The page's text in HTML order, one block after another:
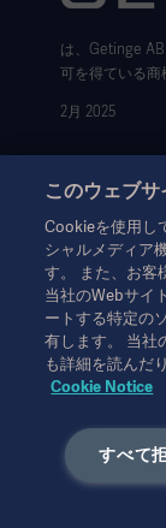
Cookie設定セ
データサブ
は、Getinge
可を得ている
2月 2025
本情報は、専
め、取扱説明書
わりとして用
基づいて行わ
切の責任または
自身の責任にお
きない、また
書面による許
することはで
本情報は、米
このウェブ
Cookieを使用し
シャルメディア
す。 また、お客
当社のWebサイ
ートする特定の
有します。 当社
も詳細を読んだ
Cookie Notice
すべて